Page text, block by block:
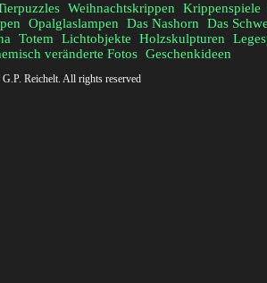
Weihnachtskrippen Krippenspiele
Opalglaslampen Das Nashorn Das
Totem Lichtobjekte Holzskulpturen
veränderte Fotos Geschenkideen
Reichelt. All rights reserved